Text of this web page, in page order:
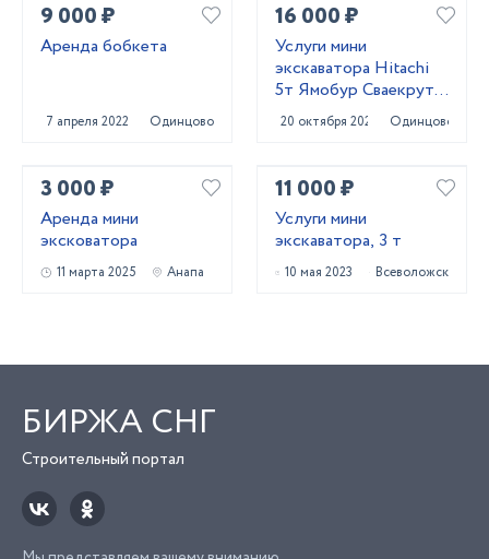
9 000 ₽
Аренда бобкета
7 апреля 2022 Одинцово
16 000 ₽
Услуги мини
экскаватора Hitachi
5т Ямобур Сваекрут
Гидромолот
20 октября 2023 Одинцово
3 000 ₽
Аренда мини
эксковатора
11 марта 2025 Анапа
11 000 ₽
Услуги мини
экскаватора, 3 т
10 мая 2023 Всеволожск
БИРЖА СНГ
Строительный портал